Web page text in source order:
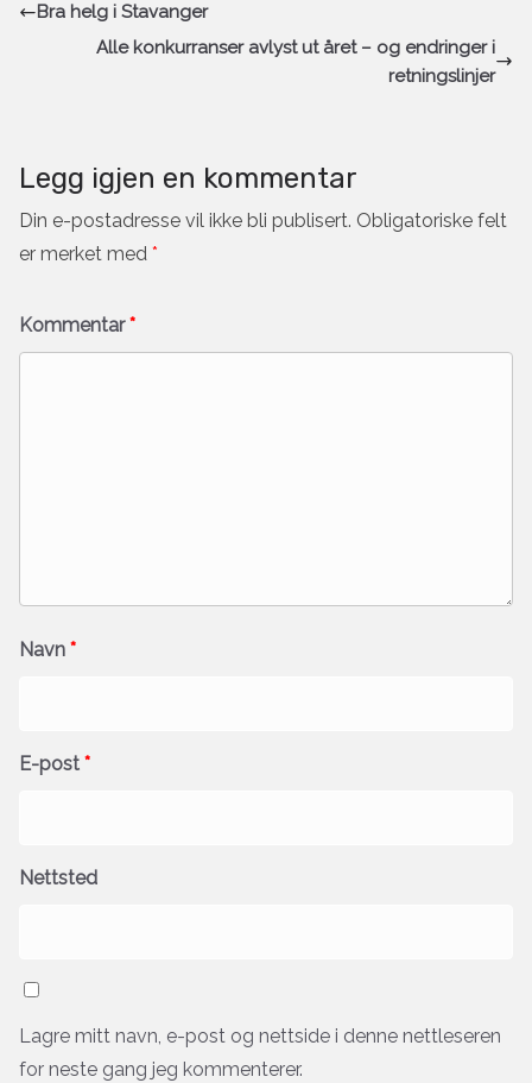
Bra helg i Stavanger
Alle konkurranser avlyst ut året – og endringer i
retningslinjer
Legg igjen en kommentar
Din e-postadresse vil ikke bli publisert. Obligatoriske felt
er merket med *
Kommentar*
Navn *
E-post *
Nettsted
Lagre mitt navn, e-post og nettside i denne nettleseren
for neste gang jeg kommenterer.